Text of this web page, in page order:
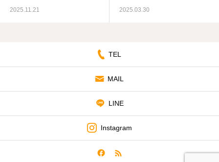
2025.11.21 2025.03.30
TEL
MAIL
LINE
Instagram